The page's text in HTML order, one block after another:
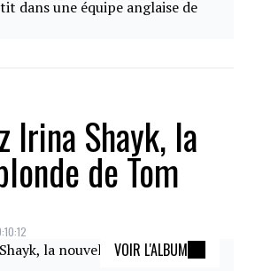
Irina Shayk, la
de Tom
VOIR L'ALBUM